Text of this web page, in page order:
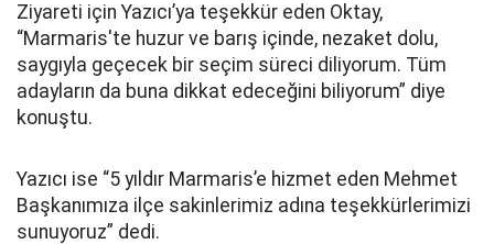
Ziyareti için Yazıcı’ya teşekkür eden Oktay,
“Marmaris'te huzur ve barış içinde, nezaket dolu,
saygıyla geçecek bir seçim süreci diliyorum. Tüm
adayların da buna dikkat edeceğini biliyorum” diye
konuştu.
Yazıcı ise “5 yıldır Marmaris’e hizmet eden Mehmet
Başkanımıza ilçe sakinlerimiz adına teşekkürlerimizi
sunuyoruz” dedi.